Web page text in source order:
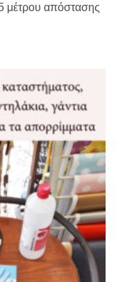
μέτρου απόστασης